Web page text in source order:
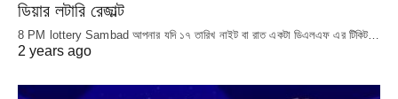
ডিয়ার লটারি রেজাল্ট
8 PM lottery Sambad আপনার যদি ১৭ তারিখ নাইট বা রাত একটা ডিএলএফ এর টিকিট…
2 years ago